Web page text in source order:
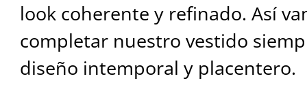
look coherente y refinado. Así
completar nuestro vestido
diseño intemporal y placentero.